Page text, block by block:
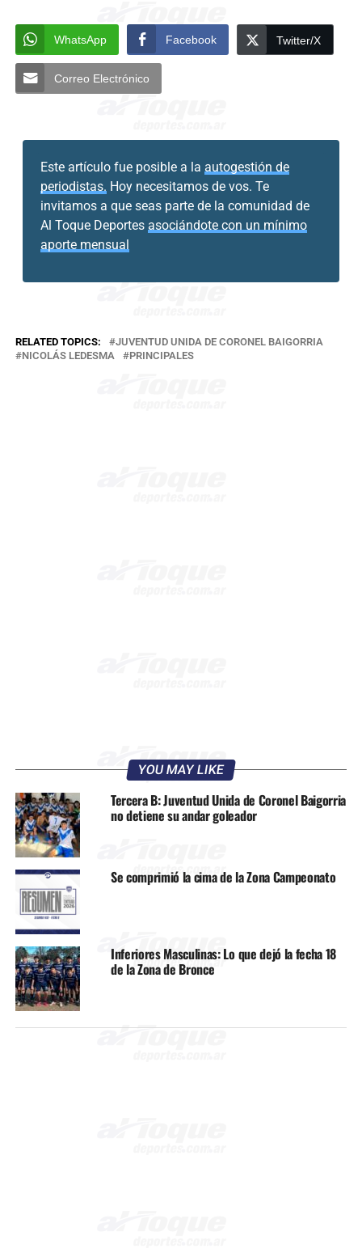
WhatsApp Facebook Twitter/X
Correo Electrónico
Este artículo fue posible a la autogestión de
periodistas. Hoy necesitamos de vos. Te
invitamos a que seas parte de la comunidad de
Al Toque Deportes asociándote con un mínimo
aporte mensual
RELATED TOPICS:
JUVENTUD UNIDA DE CORONEL BAIGORRIA
NICOLÁS LEDESMA
PRINCIPALES
YOU MAY LIKE
Tercera B: Juventud Unida de Coronel Baigorria
no detiene su andar goleador
Se comprimió la cima de la Zona Campeonato
Inferiores Masculinas: Lo que dejó la fecha 18
de la Zona de Bronce